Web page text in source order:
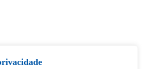
esta publicação?